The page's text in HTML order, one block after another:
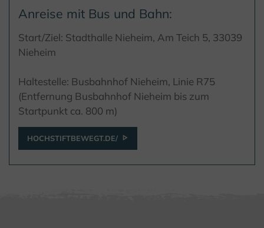
Anreise mit Bus und Bahn:
Start/Ziel: Stadthalle Nieheim, Am Teich 5, 33039
Nieheim
Haltestelle: Busbahnhof Nieheim, Linie R75
(Entfernung Busbahnhof Nieheim bis zum
Startpunkt ca. 800 m)
HOCHSTIFTBEWEGT.DE/